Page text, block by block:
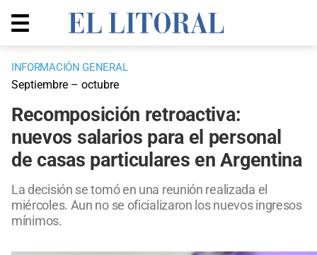
INFORMACIÓN GENERAL
Septiembre – octubre
Recomposición retroactiva:
nuevos salarios para el personal
de casas particulares en Argentina
La decisión se tomó en una reunión realizada el
miércoles. Aun no se oficializaron los nuevos ingresos
mínimos.